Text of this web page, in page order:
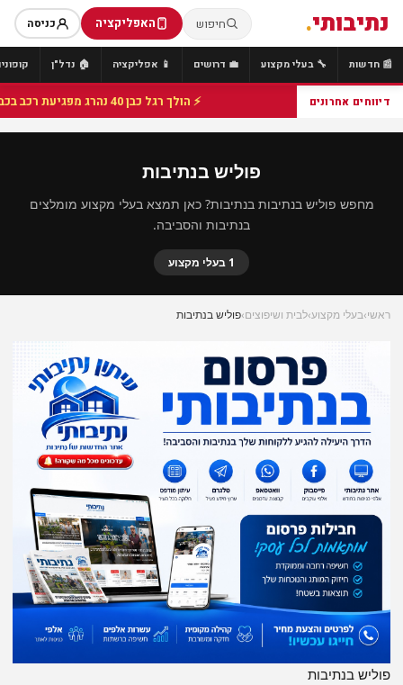
נתיבותי. חיפוש האפליקציה כניסה
📰 חדשות 🔧 בעלי מקצוע 💼 דרושים 📱 אפליקציה 🏠 נדל"ן
דיווחים אחרונים ⚡ הולך רגל כבן 40 נהרג מפגיעת רכב בכביש 25 סמוך לצומת הנשיא, מתנדבי זק"א פועלו בזירה
פוליש בנתיבות
מחפש פוליש בנתיבות בנתיבות? כאן תמצא בעלי מקצוע מומלצים
בנתיבות והסביבה.
1 בעלי מקצוע
ראשי›בעלי מקצוע›לבית ושיפוצים›פוליש בנתיבות
פוליש בנתיבות